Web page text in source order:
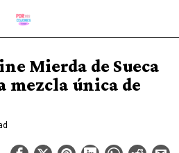
Mierda de Sueca
mezcla única de